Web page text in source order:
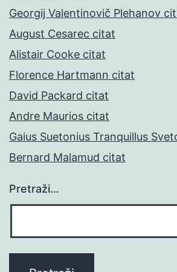
Georgij Valentinovič Plehanov
August Cesarec citat
Alistair Cooke citat
Florence Hartmann citat
David Packard citat
Andre Maurios citat
Gaius Suetonius Tranquillus
Bernard Malamud citat
Pretraži…